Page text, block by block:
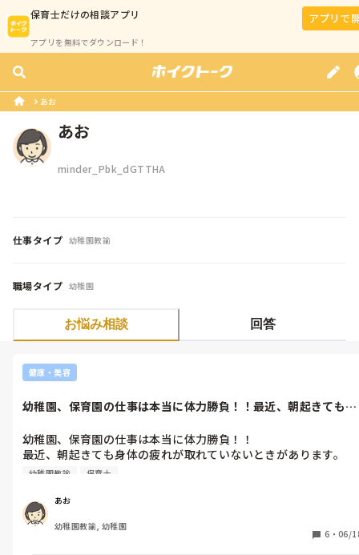
保育士だけの相談アプリ
アプリを無料でダウンロード！
アプリで
あお
あお
minder_Pbk_dGTTHA
仕事タイプ 幼稚園教諭
職場タイプ 幼稚園
お悩み相談 回答
健康・美容
幼稚園、保育園の仕事は本当に体力勝負！！最近、朝起きても身
幼稚園、保育園の仕事は本当に体力勝負！！
最近、朝起きても身体の疲れが取れていないときがあります。
みなさんは、どうされていますか？
幼稚園教諭 保育士
あお
幼稚園教諭, 幼稚園
6 ・ 06/